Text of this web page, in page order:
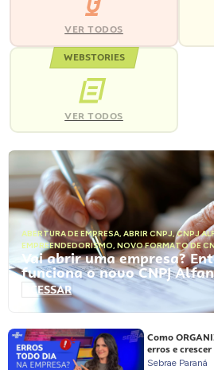
VER TODOS
WEBSTORIES
VER TODOS
ABERTURA DE EMPRESA, ABRIR CNPJ,CNPJ
EMPREENDEDORISMO, NOVO FORMATO DE
Vai abrir uma empresa?
funciona o novo CNPJ
ACESSAR
Como
erros e
Sebrae Paraná